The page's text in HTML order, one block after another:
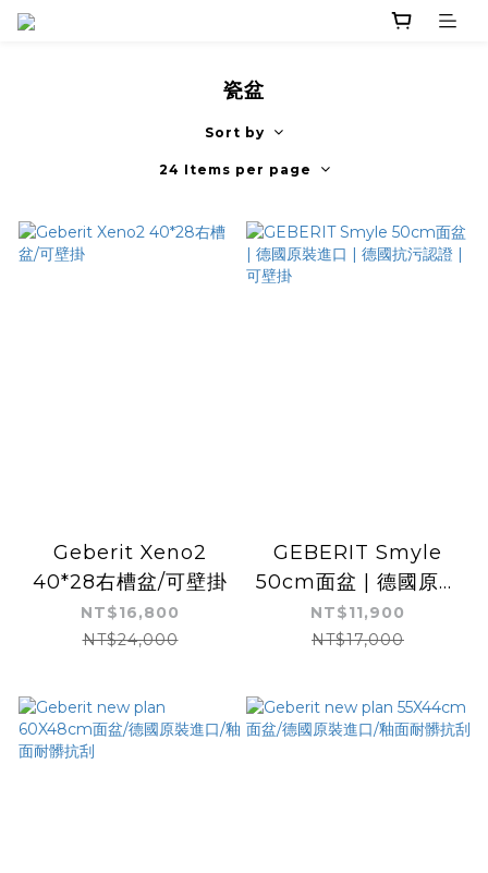
瓷盆
Sort by
24 Items per page
Geberit Xeno2
40*28右槽盆/可壁掛
NT$16,800
NT$24,000
GEBERIT Smyle
50cm面盆 | 德國原裝
進口 | 德國抗污認證 |
可壁掛
NT$11,900
NT$17,000